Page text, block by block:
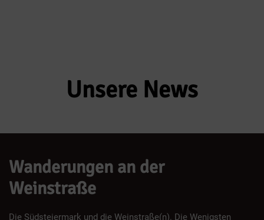
Unsere News
Wanderungen an der
Weinstraße
Die Südsteiermark und die Weinstraße(n). Die Wenigsten